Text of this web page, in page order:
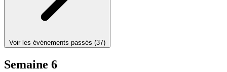
Voir les événements passés (37)
Semaine 6